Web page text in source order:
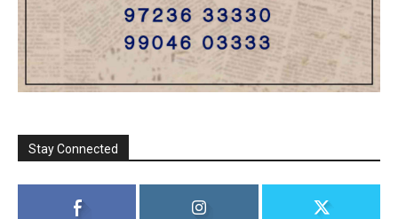
Stay Connected